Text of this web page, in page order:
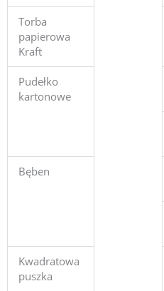
Torba
papierowa
Kraft
Pudełko
kartonowe
Bęben
Kwadratowa
puszka